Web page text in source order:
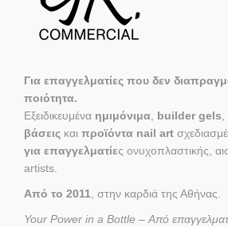
Για επαγγελματίες που δεν
ποιότητα.
Εξειδικευμένα ημιμόνιμα builder gels
βάσεις και προϊόντα nail art
για επαγγελματίες ονυχοπλαστικής,
artists.
Από το 2011 , στην καρδιά της Αθήνας.
Your Power in a Bottle – Από